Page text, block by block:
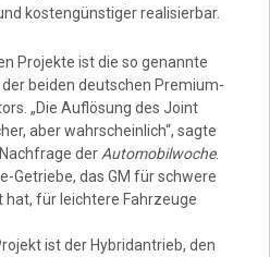
kostengünstiger realisierbar.
Projekte ist die so genannte
beiden deutschen Premium-
„Die Auflösung des Joint
aber wahrscheinlich“, sagte
der Automobilwoche.
Getriebe, das GM für schwere
für leichtere Fahrzeuge
ist der Hybridantrieb, den